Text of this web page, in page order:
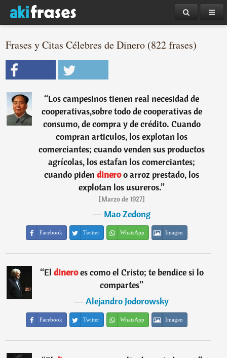
Frases y Citas Célebres de Dinero (822 frases)
“Los campesinos tienen real necesidad de
cooperativas,sobre todo de cooperativas de
consumo, de compra y de crédito. Cuando
compran articulos, los explotan los
comerciantes; cuando venden sus productos
agrícolas, los estafan los comerciantes;
cuando piden dineroo arroz prestado, los
explotan los usureros.”
[Marzo de 1927]
―Mao Zedong
Facebook Twitter WhatsApp Imagen
“El dineroes como el Cristo; te bendice si lo
compartes”
―Alejandro Jodorowsky
Facebook Twitter WhatsApp Imagen